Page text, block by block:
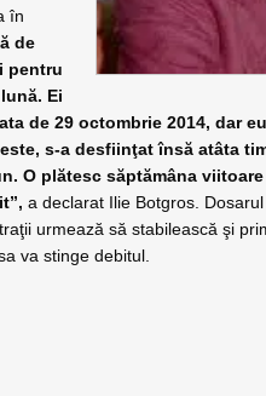
în
de
pentru
Ei
de 29 octombrie 2014, dar
s-a desfiinţat însă atâta
O plătesc săptămâna
a declarat Ilie Botgros.
urmează să stabilească şi
va stinge debitul.